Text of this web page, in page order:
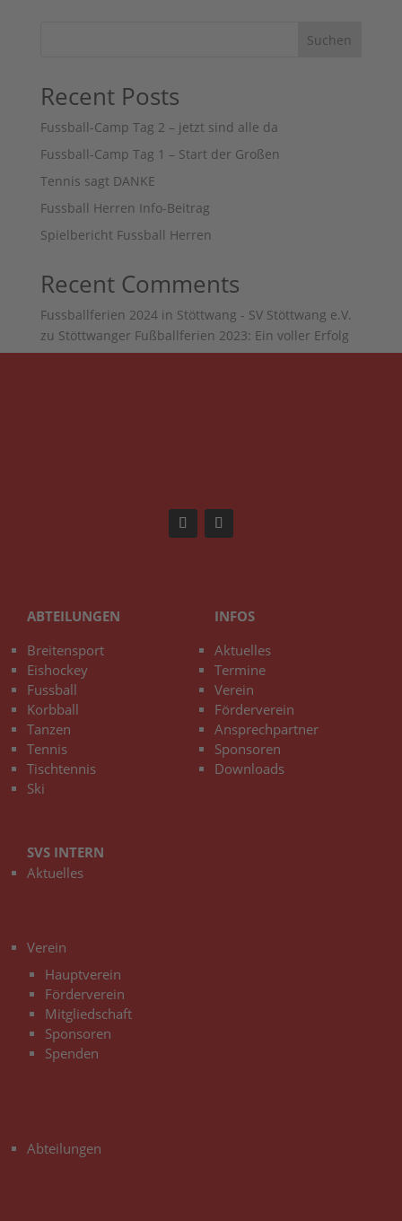
Suchen
Recent Posts
Fussball-Camp Tag 2 – jetzt sind alle da
Fussball-Camp Tag 1 – Start der Großen
Tennis sagt DANKE
Fussball Herren Info-Beitrag
Spielbericht Fussball Herren
Recent Comments
Fussballferien 2024 in Stöttwang - SV Stöttwang e.V.
zu Stöttwanger Fußballferien 2023: Ein voller Erfolg
ABTEILUNGEN
Breitensport
Eishockey
Fussball
Korbball
Tanzen
Tennis
Tischtennis
Ski
SVS INTERN
Aktuelles
Verein
Hauptverein
Förderverein
Mitgliedschaft
Sponsoren
Spenden
Abteilungen
INFOS
Aktuelles
Termine
Verein
Förderverein
Ansprechpartner
Sponsoren
Downloads